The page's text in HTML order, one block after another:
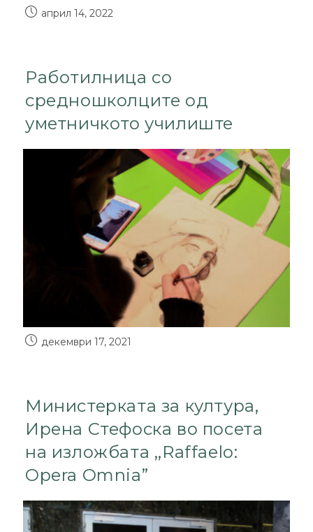
април 14, 2022
Работилница со
средношколците од
уметничкото училиште
декември 17, 2021
Министерката за култура,
Ирена Стефоска во посета
на изложбата ,,Raffaelo:
Opera Omnia”